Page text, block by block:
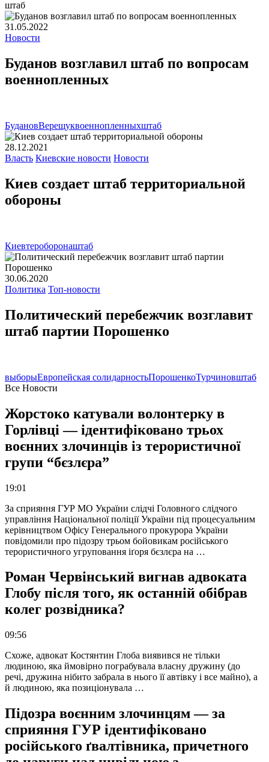
штаб
31.05.2022
Новости
Буданов возглавил штаб по вопросам
военнопленных
БудановВерещуквоеннопленныхштаб
28.12.2021
Власть Киевские новости Новости
Киев создает штаб территориальной
обороны
Киевтероборонаштаб
30.06.2020
Политика Топ-новости
Политический перебежчик возглавит
штаб партии Порошенко
выборыЕвропейская солидарностьПорошенкоТурчиновштаб
Все Новости
Жорстоко катували волонтерку в
Горлівці — ідентифіковано трьох
воєнних злочинців із терористичної
групи “бєзлєра”
19:01
За сприяння ГУР МО України слідчі Головного слідчого
управління Національної поліції України під процесуальним
керівництвом Офісу Генерального прокурора України
повідомили про підозру трьом бойовикам російського
терористичного угруповання іґоря бєзлєра на …
Роман Червінський вигнав адвоката
Глобу після того, як останній обібрав
колег розвідника?
09:56
Схоже, адвокат Костянтин Глоба виявився не тільки
людиною, яка ймовірно пограбувала власну дружину (до
речі, дружина нібито забрала в нього її автівку і все майно), а
й людиною, яка позиціонувала …
Підозра воєнним злочинцям — за
сприяння ГУР ідентифіковано
російського ґвалтівника, причетного